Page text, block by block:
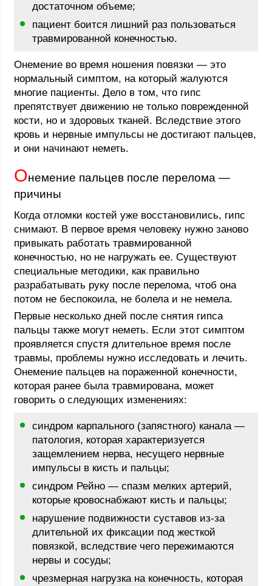
достаточном объеме;
пациент боится лишний раз пользоваться
травмированной конечностью.
Онемение во время ношения повязки — это
нормальный симптом, на который жалуются
многие пациенты. Дело в том, что гипс
препятствует движению не только поврежденной
кости, но и здоровых тканей. Вследствие этого
кровь и нервные импульсы не достигают пальцев,
и они начинают неметь.
Онемение пальцев после перелома —
причины
Когда отломки костей уже восстановились, гипс
снимают. В первое время человеку нужно заново
привыкать работать травмированной
конечностью, но не нагружать ее. Существуют
специальные методики, как правильно
разрабатывать руку после перелома, чтоб она
потом не беспокоила, не болела и не немела.
Первые несколько дней после снятия гипса
пальцы также могут неметь. Если этот симптом
проявляется спустя длительное время после
травмы, проблемы нужно исследовать и лечить.
Онемение пальцев на пораженной конечности,
которая ранее была травмирована, может
говорить о следующих изменениях:
синдром карпального (запястного) канала —
патология, которая характеризуется
защемлением нерва, несущего нервные
импульсы в кисть и пальцы;
синдром Рейно — спазм мелких артерий,
которые кровоснабжают кисть и пальцы;
нарушение подвижности суставов из-за
длительной их фиксации под жесткой
повязкой, вследствие чего пережимаются
нервы и сосуды;
чрезмерная нагрузка на конечность, которая